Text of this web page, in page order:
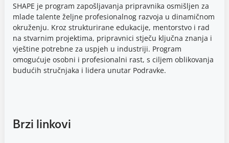
SHAPE je program zapošljavanja pripravnika osmišljen za
mlade talente željne profesionalnog razvoja u dinamičnom
okruženju. Kroz strukturirane edukacije, mentorstvo i rad
na stvarnim projektima, pripravnici stječu ključna znanja i
vještine potrebne za uspjeh u industriji. Program
omogućuje osobni i profesionalni rast, s ciljem oblikovanja
budućih stručnjaka i lidera unutar Podravke.
Brzi linkovi